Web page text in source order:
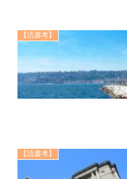
【読書考】
【読書考】